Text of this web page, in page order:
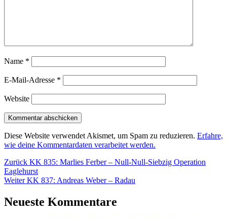
Name *
E-Mail-Adresse *
Website
Diese Website verwendet Akismet, um Spam zu reduzieren. Erfahre,
wie deine Kommentardaten verarbeitet werden.
Beitragsnavigation
Zurück Vorheriger
Beitrag:
KK 835: Marlies Ferber – Null-Null-Siebzig Operation
Eaglehurst
Weiter Nächster
KK 837: Andreas Weber – Radau
Neueste Kommentare